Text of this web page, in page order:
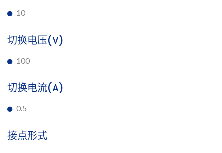
10
切换电压(V)
100
切换电流(A)
0.5
接点形式